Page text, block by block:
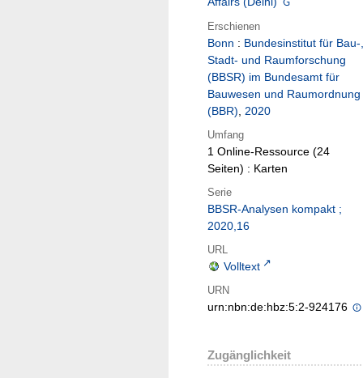
Erschienen
Bonn : Bundesinstitut für Bau-,
Stadt- und Raumforschung
(BBSR) im Bundesamt für
Bauwesen und Raumordnung
(BBR), 2020
Umfang
1 Online-Ressource (24
Seiten) : Karten
Serie
BBSR-Analysen kompakt ;
2020,16
URL
Volltext
URN
urn:nbn:de:hbz:5:2-924176
Zugänglichkeit